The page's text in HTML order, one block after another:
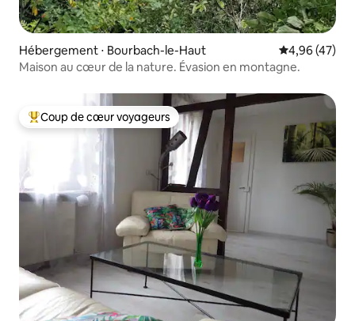
Hébergement ⋅ Bourbach-le-Haut Évaluation
4,96 (47)
Maison au cœur de la nature. Évasion en montagne.
Coups de cœur voyageurs les plus appréciés
Coup de cœur voyageurs